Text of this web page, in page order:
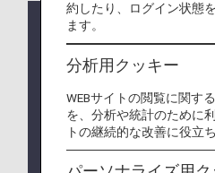
コードシェア便および他
含まれる場合は、他社の
場合があります。
国際旅程に含まれる日本
ルールが適用になります。
航空機での輸送が可能で
取れない場合は、輸送を
約したり、ログイン状態
ます。
分析用クッキー
WEBサイトの閲覧に関す
を、分析や統計のために
トの継続的な改善に役立ち